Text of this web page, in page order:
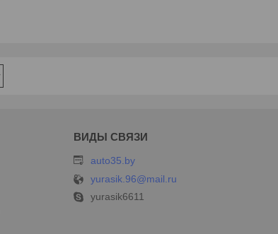
auto35.by
yurasik.96@mail.ru
yurasik6611